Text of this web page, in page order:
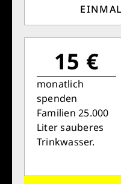
15 €
monatlich
spenden
Familien 25.000
Liter sauberes
Trinkwasser.